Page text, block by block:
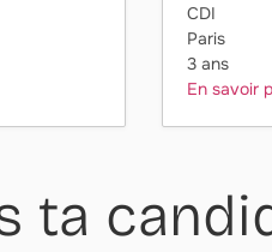
CDI
Paris
3 ans
En savoir
ta